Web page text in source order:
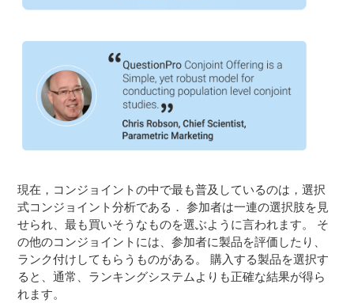
現在，コンジョイントの中で最も普及しているのは，選択
式コンジョイント分析である． 参加者は一連の選択肢を見
せられ、最も買いそうなものを選ぶように言われます。 そ
の他のコンジョイントには、参加者に製品を評価したり、
ランク付けしてもらうものがある。 購入する製品を選択す
ると、通常、ランキングシステムよりも正確な結果が得ら
れます。